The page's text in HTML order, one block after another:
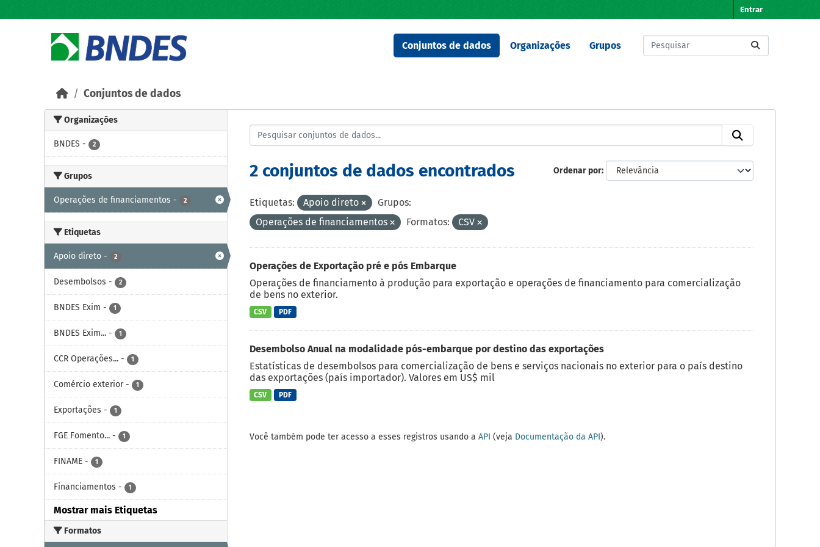
Entrar
Conjuntos de dados Organizações Grupos
Conjuntos de dados
Organizações
BNDES - 2
Grupos
Operações de financiamentos - 2
Etiquetas
Apoio direto - 2
Desembolsos - 2
BNDES Exim - 1
BNDES Exim... - 1
CCR Operações... - 1
Comércio exterior - 1
Exportações - 1
FGE Fomento... - 1
FINAME - 1
Financiamentos - 1
Mostrar mais Etiquetas
Formatos
Ordenar por
2 conjuntos de dados encontrados
Etiquetas: Apoio direto
Grupos:
Operações de financiamentos
Formatos: CSV
Operações de Exportação pré e pós Embarque
Operações de financiamento à produção para exportação e operações de financiamento para comercialização
de bens no exterior.
CSV PDF
Desembolso Anual na modalidade pós-embarque por destino das exportações
Estatísticas de desembolsos para comercialização de bens e serviços nacionais no exterior para o país destino
das exportações (país importador). Valores em US$ mil
CSV PDF
Você também pode ter acesso a esses registros usando a API (veja Documentação da API).